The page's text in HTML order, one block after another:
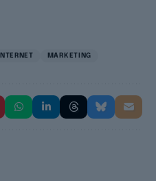
INTERNET MARKETING